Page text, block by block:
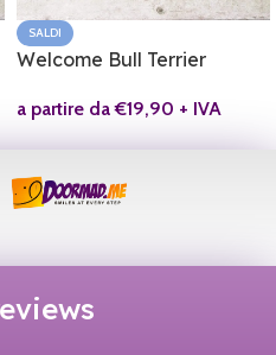
SALDI
Welcome Bull Terrier
a partire da€19,90 + IVA